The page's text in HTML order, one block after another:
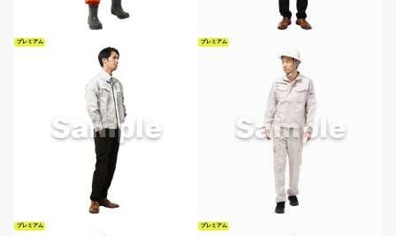
プレミアム プレミアム
プレミアム プレミアム